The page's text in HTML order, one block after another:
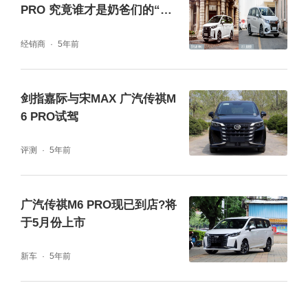
全车采用了用户更喜闻乐见的一体式大屏设计,
7寸液晶屏+10.25英寸中控屏连成一体,极富科
CAR系统,一次认证,终身自动连接,结合无线充
电,轻松扫除“有线烦恼”,带来更便利和贴心的驾
驶体验。另外,传祺M6 PRO还着力升级了10项
全方位ADAS辅助驾驶,让出行更轻松,让安全更
PRO 究竟谁才是奶爸们的“性
经销商 5年前
剑指嘉际与宋MAX 广汽传祺M
6 PRO试驾
评测 5年前
广汽传祺M6 PRO现已到店?将
于5月份上市
新车 5年前